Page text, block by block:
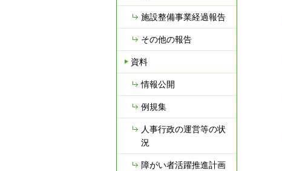
施設整備事業経過報告
その他の報告
資料
情報公開
例規集
人事行政の運営等の状
況
障がい者活躍推進計画